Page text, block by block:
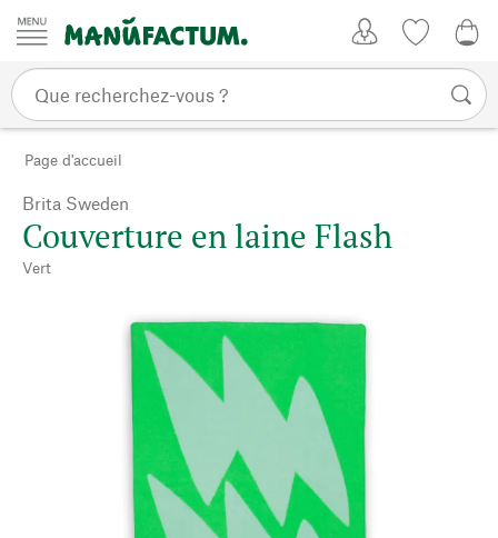
Passer au contenu
Page d'accueil
Brita Sweden
Couverture en laine Flash
Vert